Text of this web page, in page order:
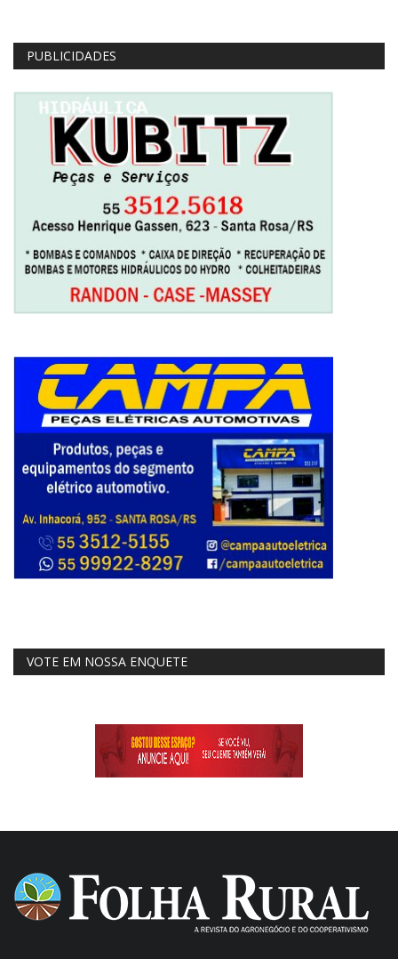
PUBLICIDADES
VOTE EM NOSSA ENQUETE